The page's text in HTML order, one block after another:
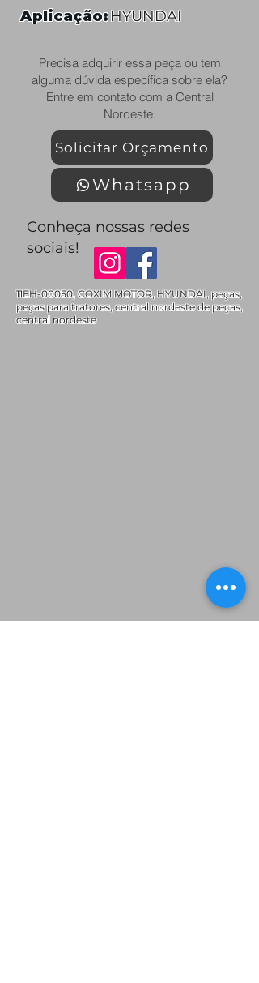
Aplicação:HYUNDAI
Precisa adquirir essa peça ou tem
alguma dúvida específica sobre ela?
Entre em contato com a Central
Nordeste.
Solicitar Orçamento
Whatsapp
Conheça nossas redes
sociais!
11EH-00050, COXIM MOTOR, HYUNDAI, peças,
peças para tratores, central nordeste de peças,
central nordeste